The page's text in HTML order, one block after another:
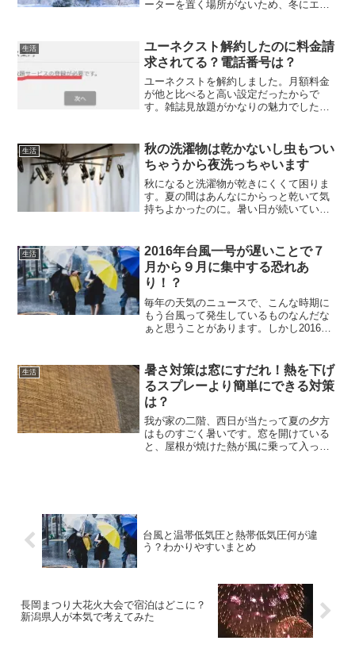
ーターを置く場所がないため、冬にエア
というあの音とともに止まってしまうの
です。寒いときほど運転し...
生活
ユーネクスト解約したのに料金請
求されてる？電話番号は？
ユーネクストを解約しました。月額料金
が他と比べると高い設定だったからで
す。雑誌見放題がかなりの魅力でした
す。無料お試し期間が長いので、自分の
ライフスタイルに合っているか...
生活
秋の洗濯物は乾かないし虫もつい
ちゃうから夜洗っちゃいます
秋になると洗濯物が乾きにくくて困りま
す。夏の間はあんなにからっと乾いて気
持ちよかったのに。暑い日が続いていた
くなって乾きが悪いです。一日で乾かす
ためにやっていることのまと...
生活
2016年台風一号が遅いことで７
月から９月に集中する恐れあ
り！？
毎年の天気のニュースで、こんな時期に
もう台風って発生しているものなんだな
ぁと思うことがあります。しかし2016
います。
生活
暑さ対策は窓にすだれ！熱を下げ
るスプレーより簡単にできる対策
は？
我が家の二階、西日が当たって夏の夕方
はものすごく暑いです。窓を開けている
と、屋根が焼けた熱が風に乗って入って
台風と温帯低気圧と熱帯低気圧何が違
う？わかりやすいまとめ
長岡まつり大花火大会で宿泊はどこに？
新潟県人が本気で考えてみた